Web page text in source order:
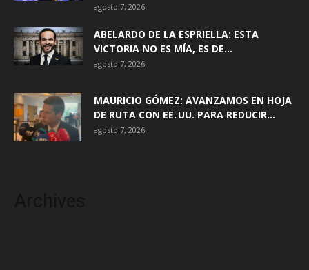
agosto 7, 2026
ABELARDO DE LA ESPRIELLA: ESTA
VICTORIA NO ES MÍA, ES DE...
agosto 7, 2026
MAURICIO GÓMEZ: AVANZAMOS EN HOJA
DE RUTA CON EE. UU. PARA REDUCIR...
agosto 7, 2026